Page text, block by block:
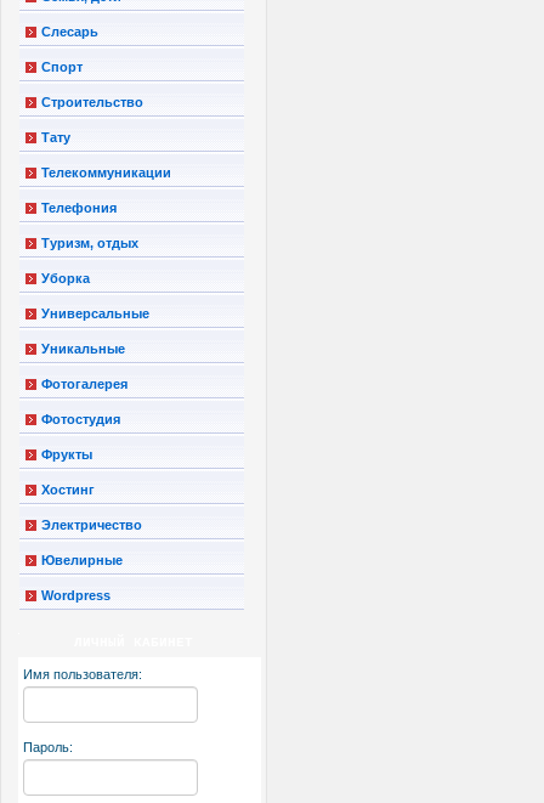
Слесарь
Спорт
Строительство
Тату
Телекоммуникации
Телефония
Туризм, отдых
Уборка
Универсальные
Уникальные
Фотогалерея
Фотостудия
Фрукты
Хостинг
Электричество
Ювелирные
Wordpress
Имя пользователя:
Пароль: